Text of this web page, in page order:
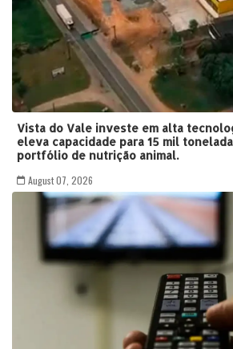
Vista do Vale investe em alta
eleva capacidade para 15 mil
portfólio de nutrição animal.
August 07, 2026